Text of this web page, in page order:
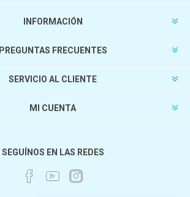
INFORMACIÓN
PREGUNTAS FRECUENTES
SERVICIO AL CLIENTE
MI CUENTA
SEGUÍNOS EN LAS REDES